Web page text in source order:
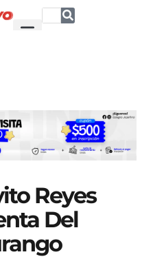
Reyes
Del